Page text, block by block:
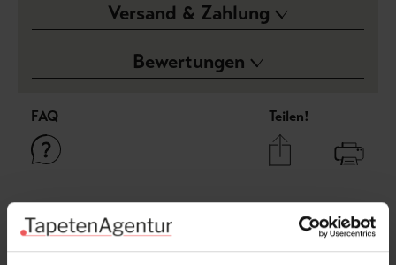
Versand & Zahlung
Bewertungen
FAQ Teilen!
Sie haben Fragen zum Produkt?